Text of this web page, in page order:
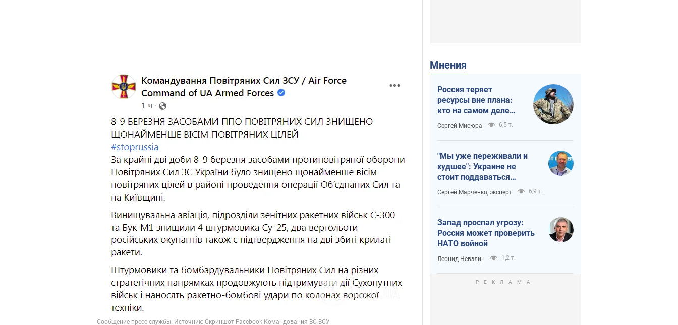
Мнения
Россия теряет
ресурсы вне плана:
кто на самом деле
диктует темп войны
Сергей Мисюра 6,5 т.
"Мы уже переживали и
худшее": Украине не
стоит поддаваться
отчаянию из-за
ракетного террора
Сергей Марченко, эксперт 6,9 т.
Запад проспал угрозу:
Россия может проверить
НАТО войной
Леонид Невзлин 1,2 т.